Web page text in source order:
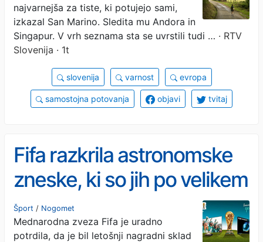
najvarnejša za tiste, ki potujejo sami,
izkazal San Marino. Sledita mu Andora in
Singapur. V vrh seznama sta se uvrstili tudi … · RTV
Slovenija · 1t
slovenija varnost evropa
samostojna potovanja objavi tvitaj
Fifa razkrila astronomske
zneske, ki so jih po velikem
finalu nakazali sodelujočim
ekipam
Šport / Nogomet
Mednarodna zveza Fifa je uradno
potrdila, da je bil letošnji nagradni sklad